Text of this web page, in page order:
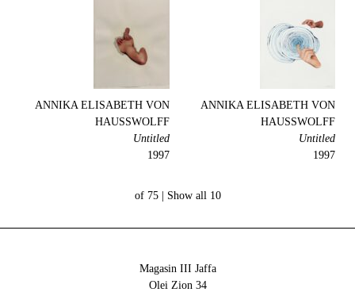
ANNIKA ELISABETH VON
HAUSSWOLFF
Untitled
1997
ANNIKA ELISABETH VON
HAUSSWOLFF
Untitled
1997
10 of 75 |
Show all
Magasin III Jaffa
34 Olei Zion